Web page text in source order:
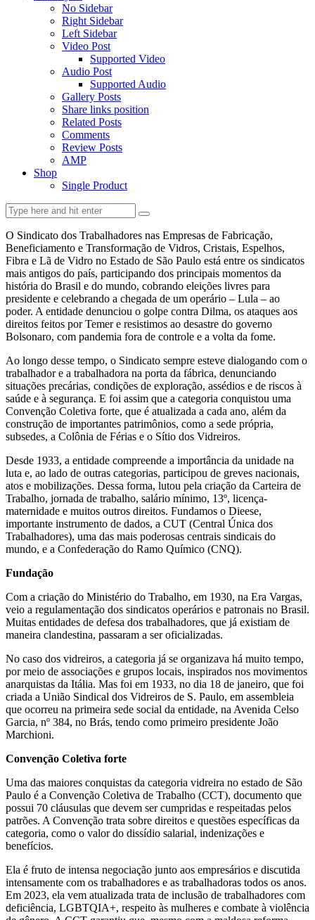
No Sidebar
Right Sidebar
Left Sidebar
Video Post
Supported Video
Audio Post
Supported Audio
Gallery Posts
Share links position
Related Posts
Comments
Review Posts
AMP
Shop
Single Product
O Sindicato dos Trabalhadores nas Empresas de Fabricação,
Beneficiamento e Transformação de Vidros, Cristais, Espelhos,
Fibra e Lã de Vidro no Estado de São Paulo está entre os sindicatos
mais antigos do país, participando dos principais momentos da
história do Brasil e do mundo, cobrando eleições livres para
presidente e celebrando a chegada de um operário – Lula – ao
poder. A entidade denunciou o golpe contra Dilma, os ataques aos
direitos feitos por Temer e resistimos ao desastre do governo
Bolsonaro, com pandemia fora de controle e a volta da fome.
Ao longo desse tempo, o Sindicato sempre esteve dialogando com o
trabalhador e a trabalhadora na porta da fábrica, denunciando
situações precárias, condições de exploração, assédios e de riscos à
saúde e à segurança. E foi assim que a categoria conquistou uma
Convenção Coletiva forte, que é atualizada a cada ano, além da
construção de importantes patrimônios, como a sede própria,
subsedes, a Colônia de Férias e o Sítio dos Vidreiros.
Desde 1933, a entidade compreende a importância da unidade na
luta e, ao lado de outras categorias, participou de greves nacionais,
atos e mobilizações. Dessa forma, lutou pela criação da Carteira de
Trabalho, jornada de trabalho, salário mínimo, 13º, licença-
maternidade e muitos outros direitos. Fundamos o Dieese,
importante instrumento de dados, a CUT (Central Única dos
Trabalhadores), uma das mais poderosas centrais sindicais do
mundo, e a Confederação do Ramo Químico (CNQ).
Fundação
Com a criação do Ministério do Trabalho, em 1930, na Era Vargas,
veio a regulamentação dos sindicatos operários e patronais no Brasil.
Muitas entidades de defesa dos trabalhadores, que já existiam de
maneira clandestina, passaram a ser oficializadas.
No caso dos vidreiros, a categoria já se organizava há muito tempo,
por meio de associações e grupos locais, inspirados nos movimentos
anarquistas da Itália. Mas foi em 1933, no dia 18 de janeiro, que foi
criada a União Sindical dos Vidreiros de S. Paulo, em assembleia
que ocorreu na primeira sede social da entidade, na Avenida Celso
Garcia, nº 384, no Brás, tendo como primeiro presidente João
Marchioni.
Convenção Coletiva forte
Uma das maiores conquistas da categoria vidreira no estado de São
Paulo é a Convenção Coletiva de Trabalho (CCT), documento que
possui 70 cláusulas que devem ser cumpridas e respeitadas pelos
patrões. A Convenção trata sobre direitos e questões específicas da
categoria, como o valor do dissídio salarial, indenizações e
benefícios.
Ela é fruto de intensa negociação junto aos empresários e discutida
intensamente com os trabalhadores e as trabalhadoras todos os anos.
Em 2023, ela vem atualizada trata de inclusão de trabalhadores com
deficiência, LGBTQIA+, respeito às mulheres e combate à violência